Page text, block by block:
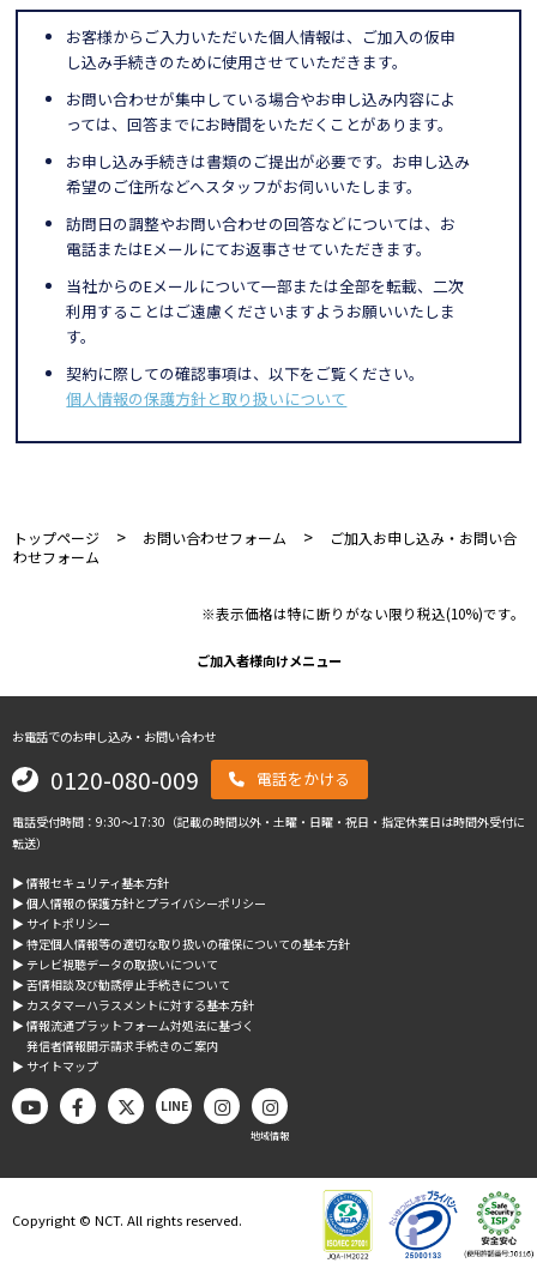
お客様からご入力いただいた個人情報は、ご加入の仮申
し込み手続きのために使用させていただきます。
お問い合わせが集中している場合やお申し込み内容によ
っては、回答までにお時間をいただくことがあります。
お申し込み手続きは書類のご提出が必要です。お申し込み
希望のご住所などへスタッフがお伺いいたします。
訪問日の調整やお問い合わせの回答などについては、お
電話またはEメールにてお返事させていただきます。
当社からのEメールについて一部または全部を転載、二次
利用することはご遠慮くださいますようお願いいたしま
す。
契約に際しての確認事項は、以下をご覧ください。
個人情報の保護方針と取り扱いについて
トップページ > お問い合わせフォーム >
ご加入お申し込み・お問い合
わせフォーム
※表示価格は特に断りがない限り税込(10%)です。
ご加入者様向けメニュー
お電話でのお申し込み・お問い合わせ
0120-080-009 電話をかける
電話受付時間：9:30～17:30（記載の時間以外・土曜・日曜・祝日・指定休業日は時間外受付に
転送）
▶︎ 情報セキュリティ基本方針
▶︎ 個人情報の保護方針とプライバシーポリシー
▶︎ サイトポリシー
▶︎ 特定個人情報等の適切な取り扱いの確保についての基本方針
▶︎ テレビ視聴データの取扱いについて
▶︎ 苦情相談及び勧誘停止手続きについて
▶︎ カスタマーハラスメントに対する基本方針
▶︎ 情報流通プラットフォーム対処法に基づく
発信者情報開示請求手続きのご案内
▶︎ サイトマップ
LINE
地域情報
Copyright © NCT. All rights reserved.